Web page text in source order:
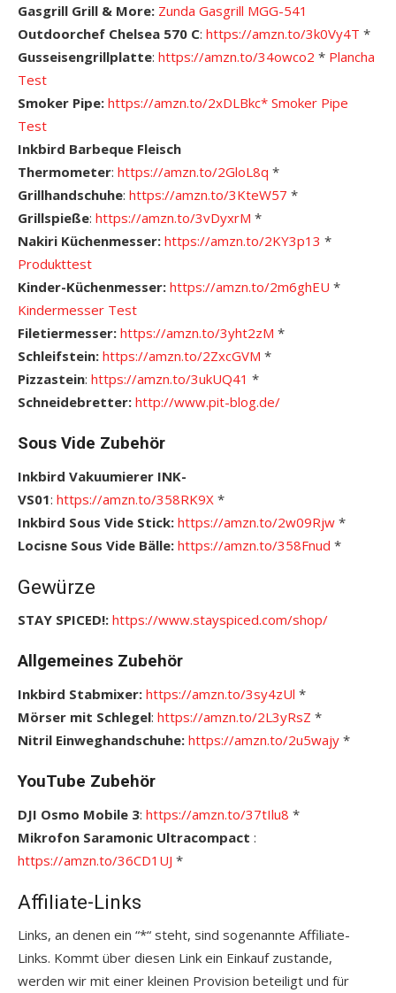
Gasgrill Grill & More: Zunda Gasgrill MGG-541
Outdoorchef Chelsea 570 C: https://amzn.to/3k0Vy4T *
Gusseisengrillplatte: https://amzn.to/34owco2 * Plancha
Test
Smoker Pipe: https://amzn.to/2xDLBkc* Smoker Pipe
Test
Inkbird Barbeque Fleisch
Thermometer: https://amzn.to/2GloL8q *
Grillhandschuhe: https://amzn.to/3KteW57 *
Grillspieße: https://amzn.to/3vDyxrM *
Nakiri Küchenmesser: https://amzn.to/2KY3p13 *
Produkttest
Kinder-Küchenmesser: https://amzn.to/2m6ghEU *
Kindermesser Test
Filetiermesser: https://amzn.to/3yht2zM *
Schleifstein: https://amzn.to/2ZxcGVM *
Pizzastein: https://amzn.to/3ukUQ41 *
Schneidebretter: http://www.pit-blog.de/
Sous Vide Zubehör
Inkbird Vakuumierer INK-
VS01: https://amzn.to/358RK9X *
Inkbird Sous Vide Stick: https://amzn.to/2w09Rjw *
Locisne Sous Vide Bälle: https://amzn.to/358Fnud *
Gewürze
STAY SPICED!: https://www.stayspiced.com/shop/
Allgemeines Zubehör
Inkbird Stabmixer: https://amzn.to/3sy4zUl *
Mörser mit Schlegel: https://amzn.to/2L3yRsZ *
Nitril Einweghandschuhe: https://amzn.to/2u5wajy *
YouTube Zubehör
DJI Osmo Mobile 3: https://amzn.to/37tIlu8 *
Mikrofon Saramonic Ultracompact :
https://amzn.to/36CD1UJ *
Affiliate-Links
Links, an denen ein “*“ steht, sind sogenannte Affiliate-
Links. Kommt über diesen Link ein Einkauf zustande,
werden wir mit einer kleinen Provision beteiligt und für